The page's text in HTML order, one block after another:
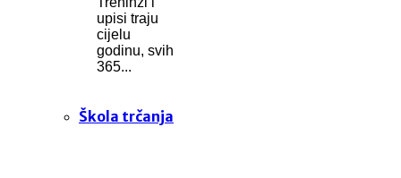
upisi traju
cijelu
godinu, svih
365...
Škola trčanja